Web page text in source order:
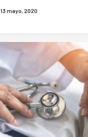
13 mayo, 2020